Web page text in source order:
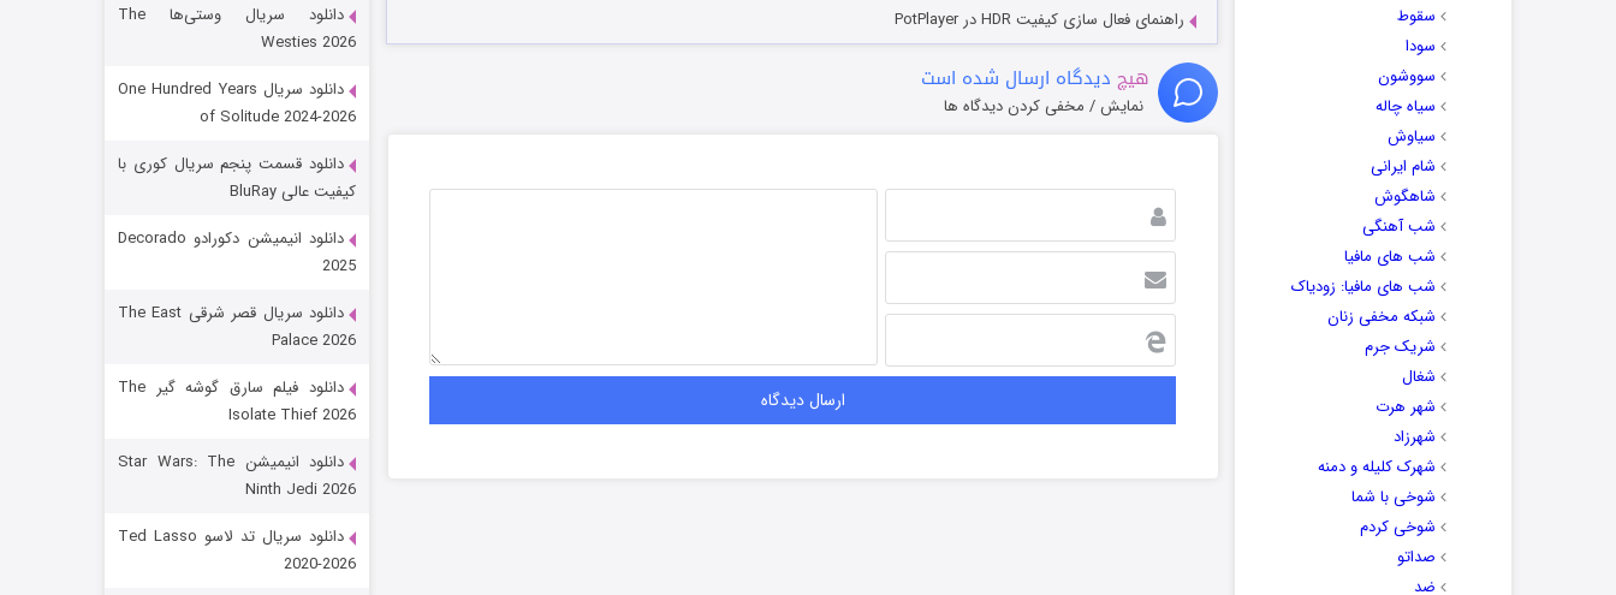
سقوط
سودا
سووشون
سیاه چاله
سیاوش
شام ایرانی
شاهگوش
شب آهنگی
شب های مافیا
شب های مافیا: زودیاک
شبکه مخفی زنان
شریک جرم
شغال
شهر هرت
شهرزاد
شهرک کلیله و دمنه
شوخی با شما
شوخی کردم
صداتو
ضد
راهنمای فعال سازی کیفیت HDR در PotPlayer
هیچ دیدگاه ارسال شده است
نمایش / مخفی کردن دیدگاه ها
قسمت6 (زیرنویس)
رویایی برای تو
قسمت15 (دوبله)
دانلود سریال وستی‌ها The
Westies 2026
دانلود سریال One Hundred Years
of Solitude 2024-2026
دانلود قسمت پنجم سریال کوری با
کیفیت عالی BluRay
دانلود انیمیشن دکورادو Decorado
2025
دانلود سریال قصر شرقی The East
Palace 2026
دانلود فیلم سارق گوشه گیر The
Isolate Thief 2026
دانلود انیمیشن Star Wars: The
Ninth Jedi 2026
دانلود سریال تد لاسو Ted Lasso
2020-2026